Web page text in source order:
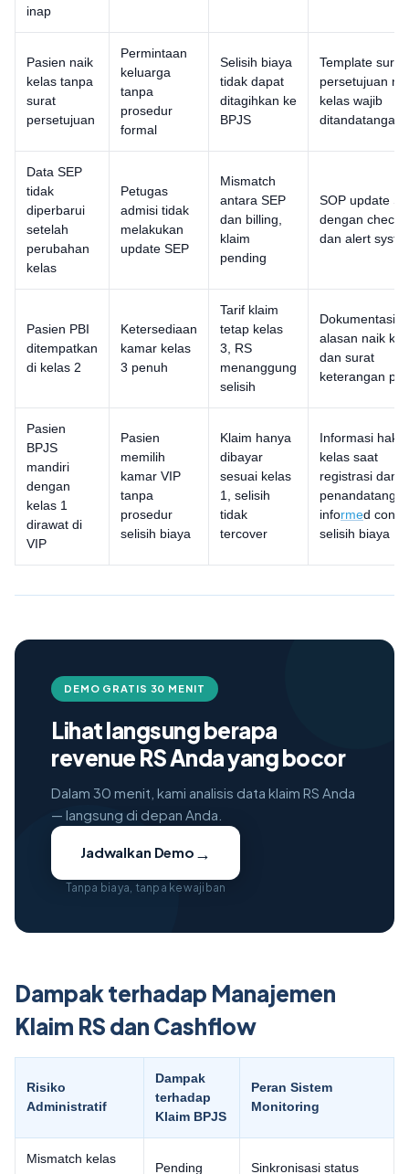
inap
Pasien naik
kelas tanpa
surat
persetujuan
Permintaan
keluarga
tanpa
prosedur
formal
Selisih biaya
tidak dapat
ditagihkan ke
BPJS
Template surat
persetujuan
kelas wajib
ditandatangani
Data SEP
tidak
diperbarui
setelah
perubahan
kelas
Petugas
admisi tidak
melakukan
update SEP
Mismatch
antara SEP
dan billing,
klaim
pending
SOP update
dengan
dan alert
Pasien PBI
ditempatkan
di kelas 2
Ketersediaan
kamar kelas
3 penuh
Tarif klaim
tetap kelas
3, RS
menanggung
selisih
Dokumentasi
alasan naik
dan surat
keterangan
Pasien
BPJS
mandiri
dengan
kelas 1
dirawat di
VIP
Pasien
memilih
kamar VIP
tanpa
prosedur
selisih biaya
Klaim hanya
dibayar
sesuai kelas
1, selisih
tidak
tercover
Informasi hak
kelas saat
registrasi dan
informed
selisih biaya
DEMO GRATIS 30 MENIT
Lihat langsung berapa
revenue RS Anda yang bocor
Dalam 30 menit, kami analisis data klaim RS Anda
— langsung di depan Anda.
Jadwalkan Demo →
Tanpa biaya, tanpa kewajiban
Dampak terhadap Manajemen
Klaim RS dan Cashflow
Risiko
Administratif
Dampak
terhadap
Klaim BPJS
Peran Sistem
Monitoring
Mismatch kelas
Pending Sinkronisasi status